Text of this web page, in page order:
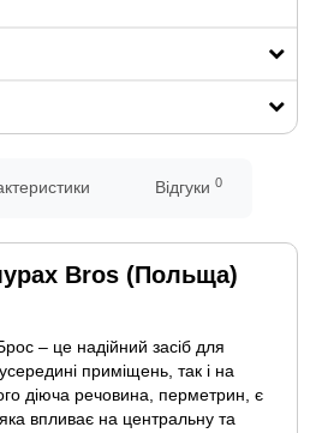
Відгуки 0
Bros (Польща)
– це надійний засіб для
приміщень, так і на
діюча речовина, перметрин, є
впливає на центральну та